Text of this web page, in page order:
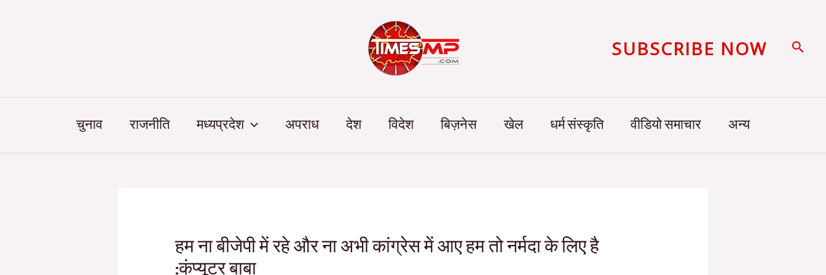
SUBSCRIBE NOW
चुनाव राजनीति मध्यप्रदेश अपराध देश विदेश बिज़नेस खेल धर्म संस्कृति वीडियो समाचार अन्य
हम ना बीजेपी में रहे और ना अभी कांग्रेस में आए हम तो नर्मदा के लिए है
:कंप्यूटर बाबा